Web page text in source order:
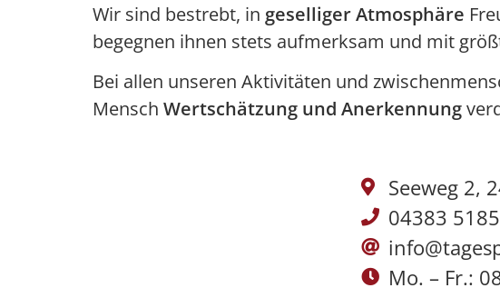
Wir sind bestrebt, in geselliger Atmosphäre
begegnen ihnen stets aufmerksam und mit
Bei allen unseren Aktivitäten und
Mensch Wertschätzung und Anerkennung
Seeweg 2,
04383
Mo. – Fr.: